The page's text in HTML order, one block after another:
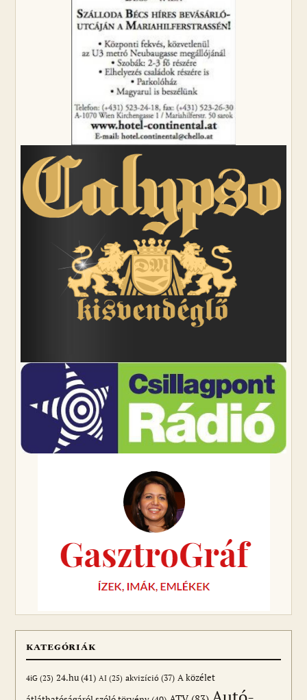
KATEGÓRIÁK
4iG (23) 24.hu(41) AI (25) akvizíció (37) A közélet